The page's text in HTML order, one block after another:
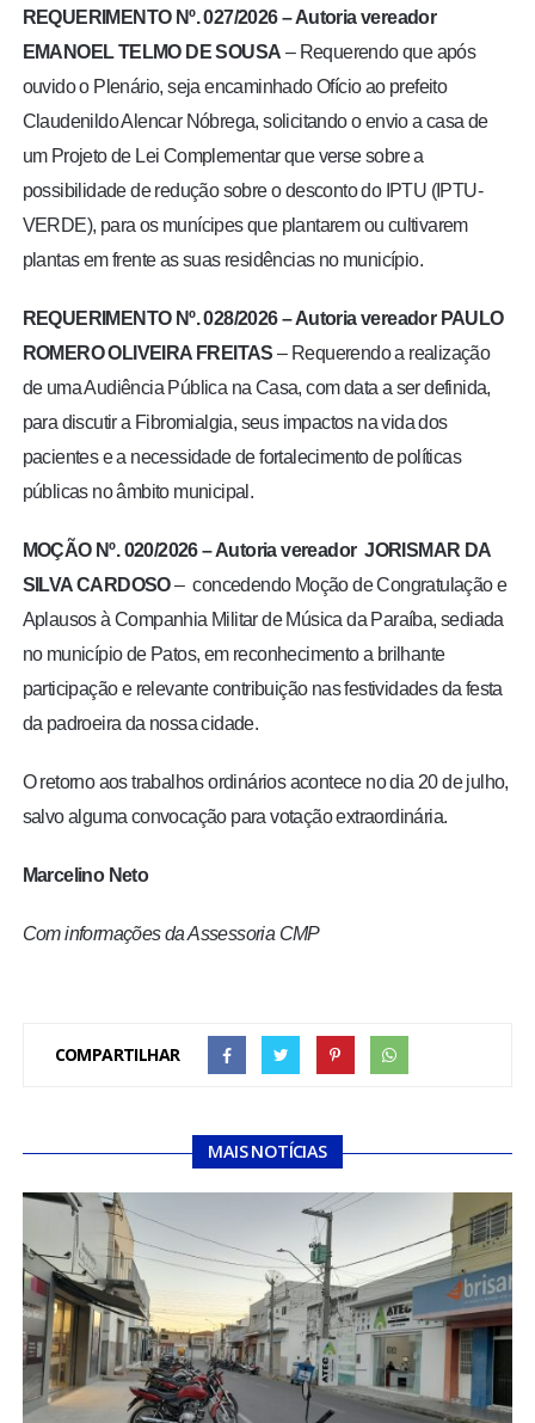
REQUERIMENTO Nº. 027/2026 –Autoria vereador
EMANOEL TELMO DE SOUSA – Requerendo que após
ouvido o Plenário, seja encaminhado Ofício ao prefeito
Claudenildo Alencar Nóbrega, solicitando o envio a casa de
um Projeto de Lei Complementar que verse sobre a
possibilidade de redução sobre o desconto do IPTU (IPTU-
VERDE), para os munícipes que plantarem ou cultivarem
plantas em frente as suas residências no município.
REQUERIMENTO Nº. 028/2026 –Autoria vereador PAULO
ROMERO OLIVEIRA FREITAS – Requerendo a realização
de uma Audiência Pública na Casa, com data a ser definida,
para discutir a Fibromialgia, seus impactos na vida dos
pacientes e a necessidade de fortalecimento de políticas
públicas no âmbito municipal.
MOÇÃO Nº. 020/2026 –Autoria vereadorJORISMAR DA
SILVA CARDOSO– concedendo Moção de Congratulação e
Aplausos à Companhia Militar de Música da Paraíba, sediada
no município de Patos, em reconhecimento a brilhante
participação e relevante contribuição nas festividades da festa
da padroeira da nossa cidade.
O retorno aos trabalhos ordinários acontece no dia 20 de julho,
salvo alguma convocação para votação extraordinária.
Marcelino Neto
Com informações da Assessoria CMP
COMPARTILHAR
MAIS NOTÍCIAS